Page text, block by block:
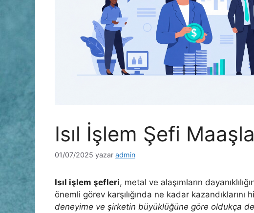
Isıl İşlem Şefi
01/07/2025 yazar admin
Isıl işlem şefleri, metal ve alaşımların
önemli görev karşılığında ne kadar kazandıklarını
deneyime ve şirketin büyüklüğüne göre oldukça